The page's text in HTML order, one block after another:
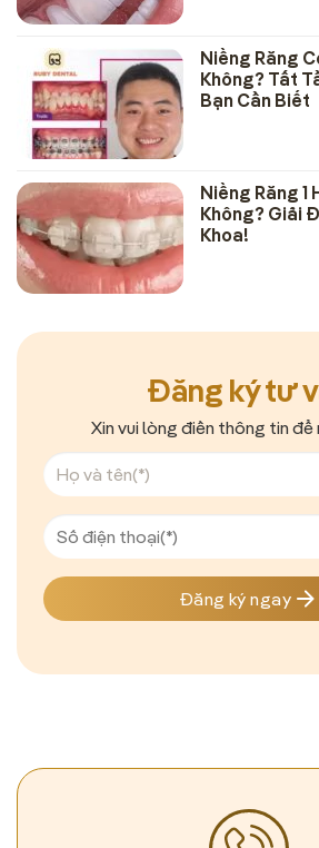
Niềng Răng
Không? Tất
Bạn Cần Biết
Niềng Răng
Không? Giải
Khoa!
Đăng ký tư
Xin vui lòng điền thông tin để
Đăng ký ngay